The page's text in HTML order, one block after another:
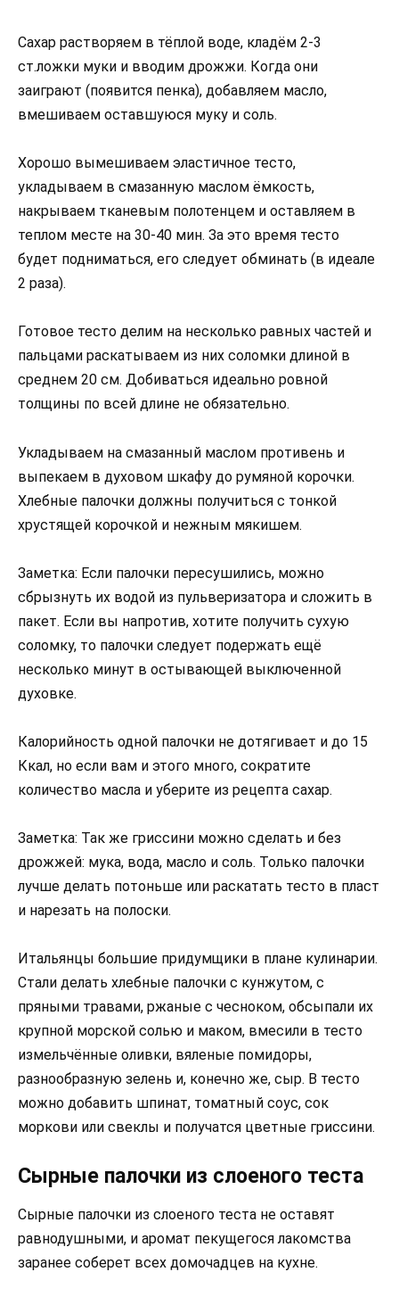
Сахар растворяем в тёплой воде, кладём 2-3
ст.ложки муки и вводим дрожжи. Когда они
заиграют (появится пенка), добавляем масло,
вмешиваем оставшуюся муку и соль.
Хорошо вымешиваем эластичное тесто,
укладываем в смазанную маслом ёмкость,
накрываем тканевым полотенцем и оставляем в
теплом месте на 30-40 мин. За это время тесто
будет подниматься, его следует обминать (в идеале
2 раза).
Готовое тесто делим на несколько равных частей и
пальцами раскатываем из них соломки длиной в
среднем 20 см. Добиваться идеально ровной
толщины по всей длине не обязательно.
Укладываем на смазанный маслом противень и
выпекаем в духовом шкафу до румяной корочки.
Хлебные палочки должны получиться с тонкой
хрустящей корочкой и нежным мякишем.
Заметка: Если палочки пересушились, можно
сбрызнуть их водой из пульверизатора и сложить в
пакет. Если вы напротив, хотите получить сухую
соломку, то палочки следует подержать ещё
несколько минут в остывающей выключенной
духовке.
Калорийность одной палочки не дотягивает и до 15
Ккал, но если вам и этого много, сократите
количество масла и уберите из рецепта сахар.
Заметка: Так же гриссини можно сделать и без
дрожжей: мука, вода, масло и соль. Только палочки
лучше делать потоньше или раскатать тесто в пласт
и нарезать на полоски.
Итальянцы большие придумщики в плане кулинарии.
Стали делать хлебные палочки с кунжутом, с
пряными травами, ржаные с чесноком, обсыпали их
крупной морской солью и маком, вмесили в тесто
измельчённые оливки, вяленые помидоры,
разнообразную зелень и, конечно же, сыр. В тесто
можно добавить шпинат, томатный соус, сок
моркови или свеклы и получатся цветные гриссини.
Сырные палочки из слоеного теста
Сырные палочки из слоеного теста не оставят
равнодушными, и аромат пекущегося лакомства
заранее соберет всех домочадцев на кухне.